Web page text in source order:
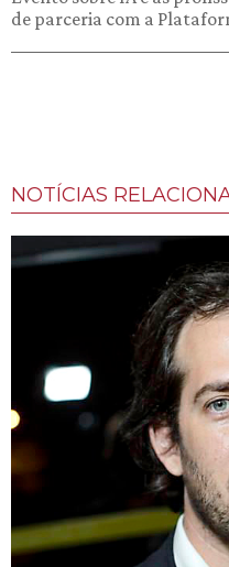
de parceria com a
NOTÍCIAS